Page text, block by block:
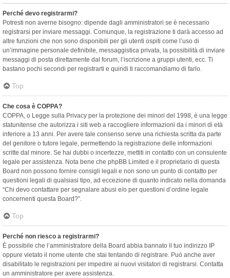
Perché devo registrarmi?
Potresti non averne bisogno: dipende dagli amministratori se è necessario
registrarsi per inviare messaggi. Comunque, la registrazione ti darà accesso ad
altre funzioni che non sono disponibili per gli utenti ospiti come l’uso di
un’immagine personale definibile, messaggistica privata, la possibilità di inviare
messaggi di posta direttamente dal forum, l’iscrizione a gruppi utenti, ecc. Ti
bastano pochi secondi per registrarti e quindi ti raccomandiamo di farlo.
Top
Che cosa è COPPA?
COPPA, o Legge sulla Privacy per la protezione dei minori del 1998, è una legge
statunitense che autorizza i siti web a raccogliere informazioni da i minori di età
inferiore a 13 anni. Per avere tale consenso serve una richiesta scritta da parte
del genitore o tutore legale, permettendo la registrazione delle informazioni
scritte dal minore. Se hai dubbi o incertezze, mettiti in contatto con un consulente
legale per assistenza. Nota bene che phpBB Limited e il proprietario di questa
Board non possono fornire consigli legali e non sono un punto di contatto per
questioni legali di qualsiasi tipo, ad eccezione di quanto indicato nella domanda
“Chi devo contattare per segnalare abusi e/o per questioni d’ordine legale
concernenti questa Board?”.
Top
Perché non riesco a registrarmi?
È possibile che l’amministratore della Board abbia bannato il tuo indirizzo IP
oppure vietato il nome utente che stai tentando di registrare. Può anche aver
disabilitato le registrazioni per impedire ai nuovi visitatori di registrarsi. Contatta
un amministratore per avere assistenza.